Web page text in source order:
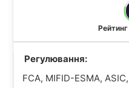
Регулювання:
FCA, MIFID-ESMA,